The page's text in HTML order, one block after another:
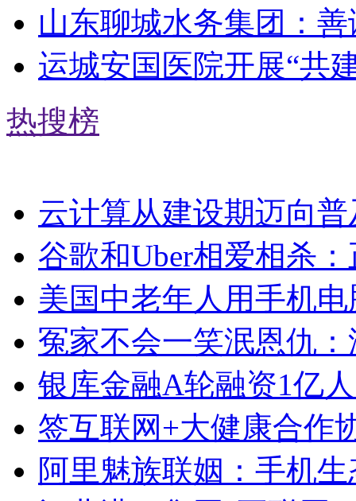
山东聊城水务集团：
运城安国医院开展“共
热搜榜
云计算从建设期迈向
谷歌和Uber相爱相杀
美国中老年人用手机
冤家不会一笑泯恩仇
银库金融A轮融资1亿
签互联网+大健康合作
阿里魅族联姻：手机